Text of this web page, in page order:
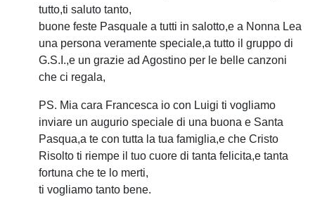
tutto,ti saluto tanto,
buone feste Pasquale a tutti in salotto,e a Nonna Lea
una persona veramente speciale,a tutto il gruppo di
G.S.I.,e un grazie ad Agostino per le belle canzoni
che ci regala,
PS. Mia cara Francesca io con Luigi ti vogliamo
inviare un augurio speciale di una buona e Santa
Pasqua,a te con tutta la tua famiglia,e che Cristo
Risolto ti riempe il tuo cuore di tanta felicita,e tanta
fortuna che te lo merti,
ti vogliamo tanto bene.